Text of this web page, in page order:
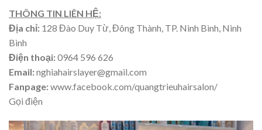
THÔNG TIN LIÊN HỆ:
Địa chỉ: 128 Đào Duy Từ, Đông Thành, TP. Ninh Bình, Ninh
Bình
Điện thoại:0964 596 626
Email:nghiahairslayer@gmail.com
Fanpage:www.facebook.com/quangtrieuhairsalon/
Gọi điện